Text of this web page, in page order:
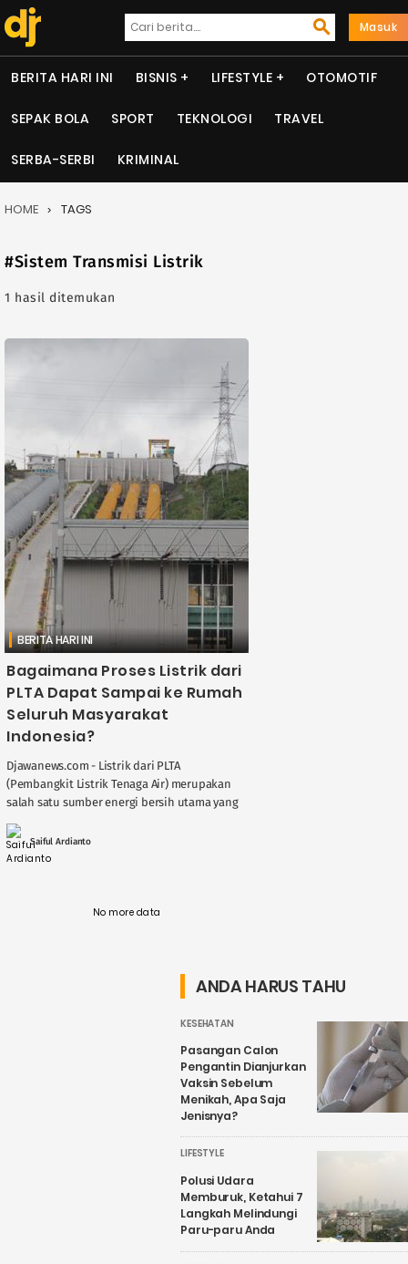
Masuk
BERITA HARI INI BISNIS LIFESTYLE OTOMOTIF
SEPAK BOLA SPORT TEKNOLOGI TRAVEL
SERBA-SERBI KRIMINAL
HOME TAGS
#Sistem Transmisi Listrik
1 hasil ditemukan
BERITA HARI INI
Bagaimana Proses Listrik dari
PLTA Dapat Sampai ke Rumah
Seluruh Masyarakat
Indonesia?
Djawanews.com - Listrik dari PLTA
(Pembangkit Listrik Tenaga Air) merupakan
salah satu sumber energi bersih utama yang
seluruh Indonesia. Proses listrik ....
Saiful Ardianto
No more data
ANDA HARUS TAHU
KESEHATAN
Pasangan Calon
Pengantin Dianjurkan
Vaksin Sebelum
Menikah, Apa Saja
Jenisnya?
LIFESTYLE
Polusi Udara
Memburuk, Ketahui 7
Langkah Melindungi
Paru-paru Anda